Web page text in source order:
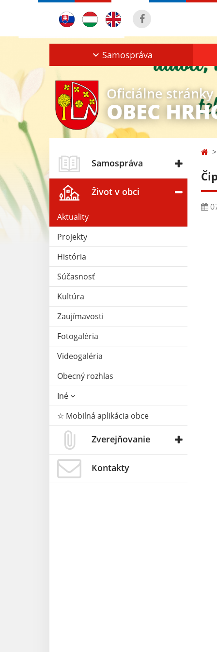
Samospráva
Oficiálne stránky
OBEC
Samospráva
Život v obci
Aktuality
Projekty
História
Súčasnosť
Kultúra
Zaujímavosti
Fotogaléria
Videogaléria
Obecný rozhlas
Iné
☆ Mobilná aplikácia obce
Zverejňovanie
Kontakty